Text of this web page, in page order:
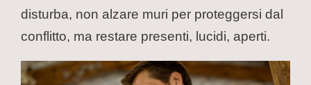
disturba, non alzare muri per proteggersi dal
conflitto, ma restare presenti, lucidi, aperti.